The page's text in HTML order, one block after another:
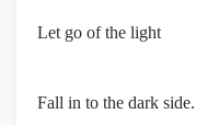
Let go of the light
Fall in to the dark side.